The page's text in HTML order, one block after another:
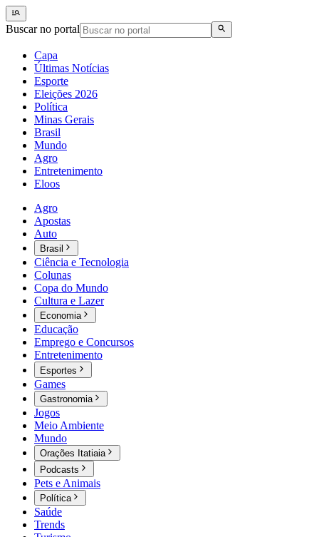
Buscar no portal
Capa
Últimas Notícias
Esporte
Eleições 2026
Política
Minas Gerais
Brasil
Mundo
Agro
Entretenimento
Eloos
Agro
Apostas
Auto
Brasil
Ciência e Tecnologia
Colunas
Copa do Mundo
Cultura e Lazer
Economia
Educação
Emprego e Concursos
Entretenimento
Esportes
Games
Gastronomia
Jogos
Meio Ambiente
Mundo
Orações Itatiaia
Podcasts
Pets e Animais
Política
Saúde
Trends